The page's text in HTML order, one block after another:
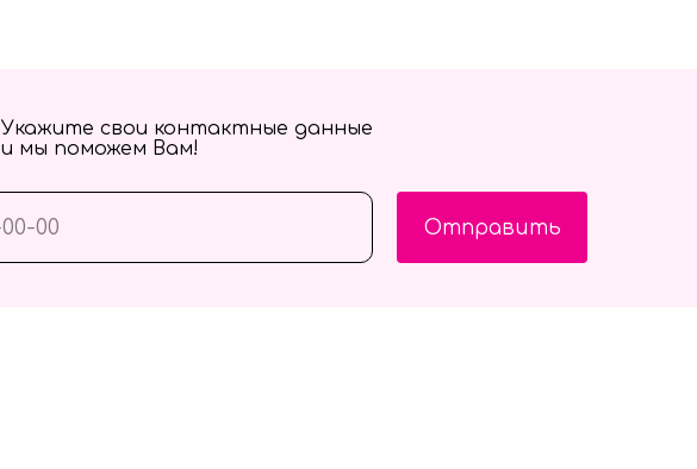
Отправить
Укажите свои контактные данные
и мы поможем Вам!